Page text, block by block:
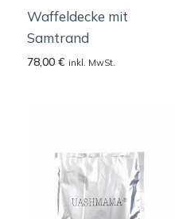
Waffeldecke mit
Samtrand
78,00€ inkl. MwSt.